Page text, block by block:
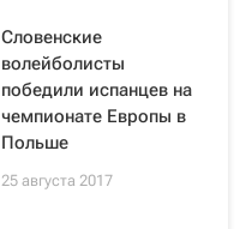
Словенские
волейболисты
победили испанцев на
чемпионате Европы в
Польше
25 августа 2017